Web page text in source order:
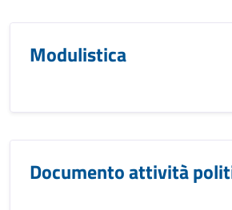
Modulistica
Documento attività